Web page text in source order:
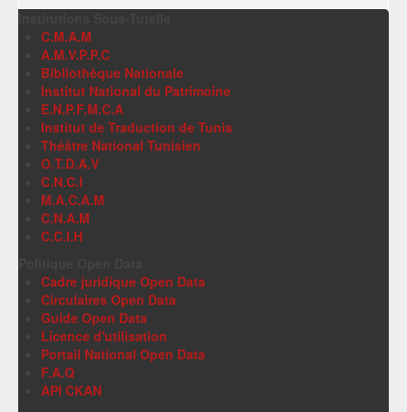
C.M.A.M
A.M.V.P.P.C
Bibliothèque Nationale
Institut National du Patrimoine
E.N.P.F.M.C.A
Institut de Traduction de Tunis
Théâtre National Tunisien
O.T.D.A.V
C.N.C.I
M.A.C.A.M
C.N.A.M
C.C.I.H
Cadre juridique Open Data
Circulaires Open Data
Guide Open Data
Licence d'utilisation
Portail National Open Data
F.A.Q
API CKAN